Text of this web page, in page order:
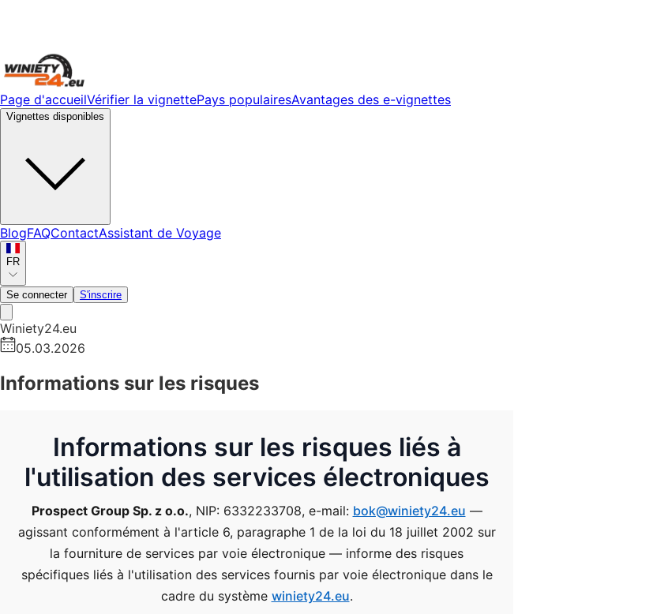
Page d'accueilVérifier la vignettePays populairesAvantages des e-vignettes
Vignettes disponibles
BlogFAQContactAssistant de Voyage
FR
Se connecter S'inscrire
Winiety24.eu
05.03.2026
Informations sur les risques
Informations sur les risques liés à
l'utilisation des services électroniques
Prospect Group Sp. z o.o., NIP: 6332233708, e-mail: bok@winiety24.eu —
agissant conformément à l'article 6, paragraphe 1 de la loi du 18 juillet 2002 sur
la fourniture de services par voie électronique — informe des risques
spécifiques liés à l'utilisation des services fournis par voie électronique dans le
cadre du système winiety24.eu.